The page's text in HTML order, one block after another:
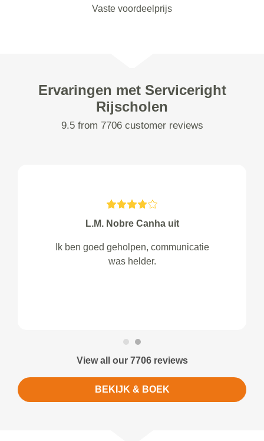
Vaste voordeelprijs
Ervaringen met Serviceright
Rijscholen
9.5 from 7706 customer reviews
L.M. Nobre Canha uit
Ik ben goed geholpen, communicatie
was helder.
View all our 7706 reviews
BEKIJK & BOEK